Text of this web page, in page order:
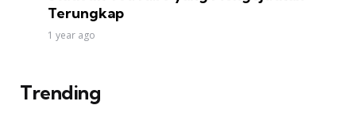
Terungkap
1 year ago
Trending